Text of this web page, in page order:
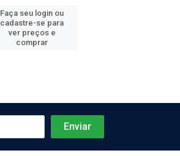
Faça seu login ou
cadastre-se para
ver preços e
comprar